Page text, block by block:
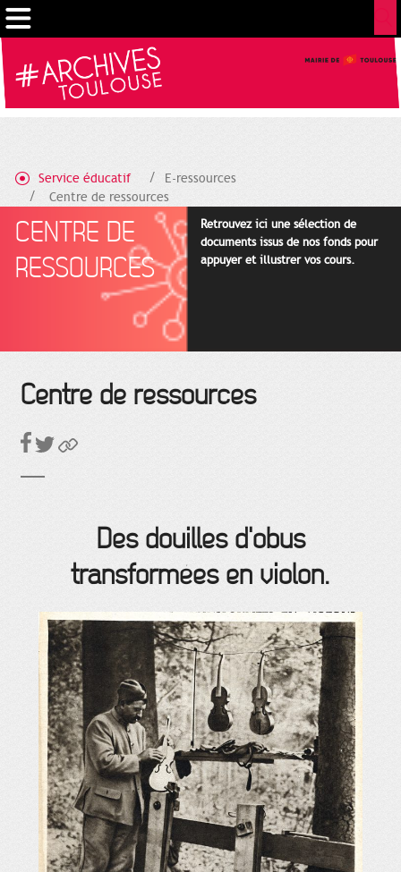
Service éducatif
E-ressources
Centre de ressources
CENTRE DE
RESSOURCES
Retrouvez ici une sélection de
documents issus de nos fonds pour
appuyer et illustrer vos cours.
Centre de ressources
Des douilles d'obus
transformées en violon.
Gestion de vos préférences sur les cookies